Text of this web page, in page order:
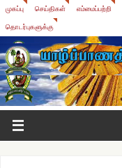
முகப்பு செய்திகள் எம்மைப்பற்றி
தொடர்புகளுக்கு